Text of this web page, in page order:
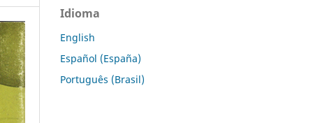
Idioma
English
Español (España)
Português (Brasil)